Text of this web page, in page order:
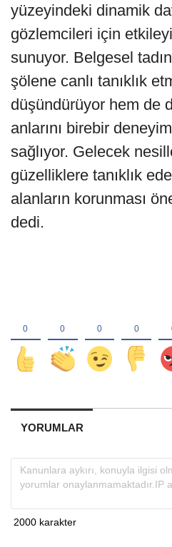
yüzeyindeki dinamik
gözlemcileri için
sunuyor. Belgesel
şölene canlı tanıklık
düşündürüyor hem de
anlarını birebir
sağlıyor. Gelecek
güzelliklere tanıklık
alanların korunması
dedi.
YORUMLAR